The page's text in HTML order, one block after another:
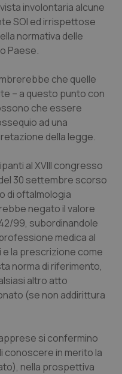
involontaria alcune
SOI ed irrispettose
normativa delle
Paese.
che quelle
– a questo punto con
che essere
ad una
della legge.
al XVIII congresso
del 30 settembre scorso
di oftalmologia
negato il valore
99, subordinandole
medica al
e la prescrizione come
norma di riferimento,
altro atto
(se non addirittura
si confermino
conoscere in merito la
nella prospettiva